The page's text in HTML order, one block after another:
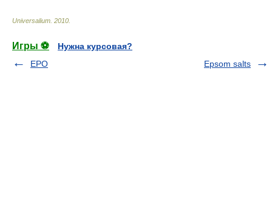
Universalium 2010
Игры ⚽
Нужна курсовая?
EPO
Epsom salts